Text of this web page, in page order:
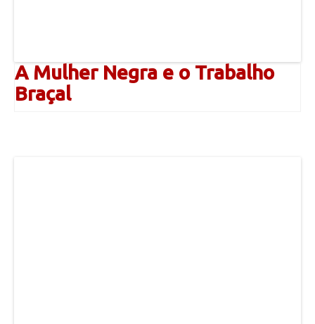
A Mulher Negra e o Trabalho
Braçal